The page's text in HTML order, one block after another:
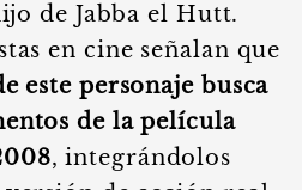
de Jabba el Hutt.
en cine señalan que
este personaje busca
de la película
, integrándolos